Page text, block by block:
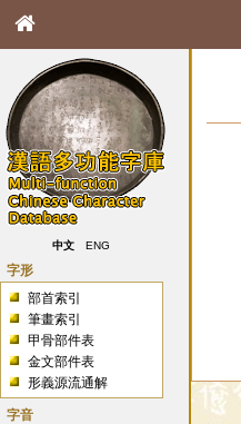
中文 ENG
字形
部首索引
筆畫索引
甲骨部件表
金文部件表
形義源流通解
字音